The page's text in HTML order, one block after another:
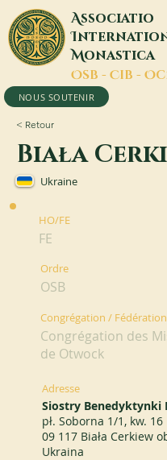
Associatio
I
Monastica
OSB - CIB - O
NOUS SOUTENIR
< Retour
Biała
Ukraine
HO/FE
FE
Ordre
OSB
Congrégation / Fédération
Congrégation des
de Otwock
Adresse
Siostry Benedyktynki
pł. Soborna 1/1, kw. 16
09 117 Biała Cerkiew
Ukraina